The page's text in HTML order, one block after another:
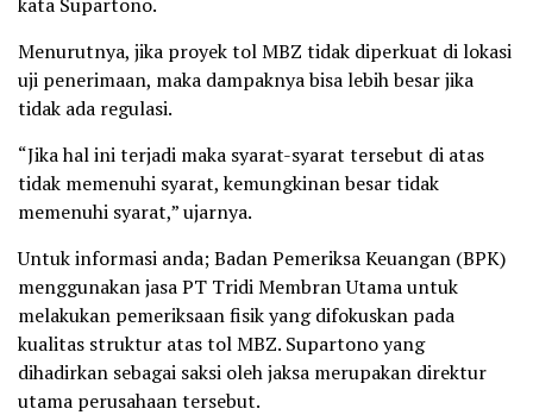
Menurutnya, jika proyek tol MBZ tidak diperkuat di lokasi
uji penerimaan, maka dampaknya bisa lebih besar jika
tidak ada regulasi.
“Jika hal ini terjadi maka syarat-syarat tersebut di atas
tidak memenuhi syarat, kemungkinan besar tidak
memenuhi syarat,” ujarnya.
Untuk informasi anda; Badan Pemeriksa Keuangan (BPK)
menggunakan jasa PT Tridi Membran Utama untuk
melakukan pemeriksaan fisik yang difokuskan pada
kualitas struktur atas tol MBZ. Supartono yang
dihadirkan sebagai saksi oleh jaksa merupakan direktur
utama perusahaan tersebut.